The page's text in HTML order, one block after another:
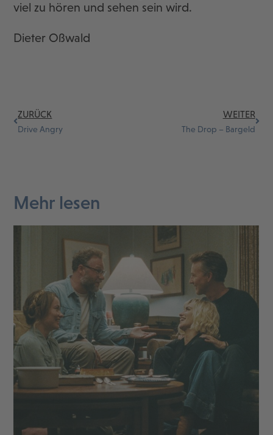
viel zu hören und sehen sein wird.
Dieter Oßwald
ZURÜCK
Drive Angry
WEITER
The Drop – Bargeld
Mehr lesen